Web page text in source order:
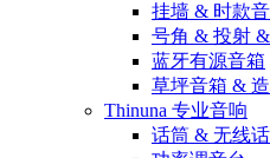
挂墙 & 时款
号角 & 投射
蓝牙有源音箱
草坪音箱 &
Thinuna 专业音响
话筒 & 无线